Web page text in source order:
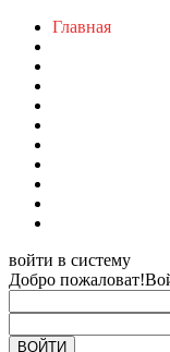
Главная
войти в систему
Добро пожаловат!